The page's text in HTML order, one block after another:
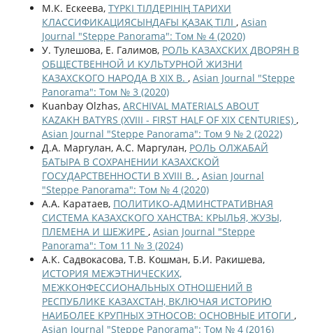
М.К. Ескеева, ТҮРКІ ТІЛДЕРІНІҢ ТАРИХИ
КЛАССИФИКАЦИЯСЫНДАҒЫ ҚАЗАҚ ТІЛІ , Asian
Journal "Steppe Panorama": Том № 4 (2020)
У. Тулешова, Е. Галимов, РОЛЬ КАЗАХСКИХ ДВОРЯН В
ОБЩЕСТВЕННОЙ И КУЛЬТУРНОЙ ЖИЗНИ
КАЗАХСКОГО НАРОДА В XIX В. , Asian Journal "Steppe
Panorama": Том № 3 (2020)
Kuanbay Olzhas, ARCHIVAL MATERIALS ABOUT
KAZAKH BATYRS (XVIII - FIRST HALF OF XIX CENTURIES) ,
Asian Journal "Steppe Panorama": Том 9 № 2 (2022)
Д.А. Маргулан, А.С. Маргулан, РОЛЬ ОЛЖАБАЙ
БАТЫРА В СОХРАНЕНИИ КАЗАХСКОЙ
ГОСУДАРСТВЕННОСТИ В XVIII В. , Asian Journal
"Steppe Panorama": Том № 4 (2020)
А.А. Каратаев, ПОЛИТИКО-АДМИНСТРАТИВНАЯ
СИСТЕМА КАЗАХСКОГО ХАНСТВА: КРЫЛЬЯ, ЖУЗЫ,
ПЛЕМЕНА И ШЕЖИРЕ , Asian Journal "Steppe
Panorama": Том 11 № 3 (2024)
А.К. Садвокасова, Т.В. Кошман, Б.И. Ракишева,
ИСТОРИЯ МЕЖЭТНИЧЕСКИХ,
МЕЖКОНФЕССИОНАЛЬНЫХ ОТНОШЕНИЙ В
РЕСПУБЛИКЕ КАЗАХСТАН, ВКЛЮЧАЯ ИСТОРИЮ
НАИБОЛЕЕ КРУПНЫХ ЭТНОСОВ: ОСНОВНЫЕ ИТОГИ ,
Asian Journal "Steppe Panorama": Том № 4 (2016)